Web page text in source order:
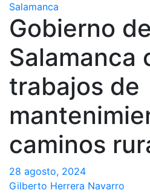
Salamanca
Gobierno de
Salamanca
trabajos de
caminos
28 agosto, 2024
Gilberto Herrera Navarro